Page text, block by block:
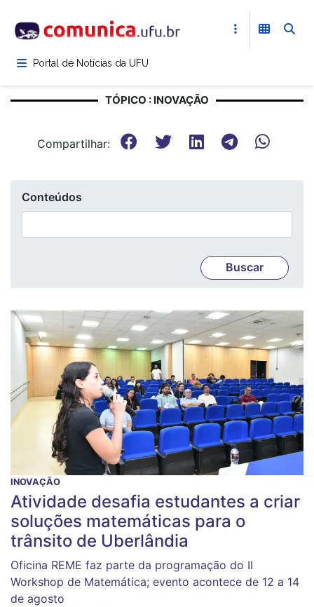
para
conteúdoPortal de Notícias da UFU
TÓPICO : INOVAÇÃO
Compartilhar:
Conteúdos
INOVAÇÃO
Atividade desafia estudantes a criar
soluções matemáticas para o
trânsito de Uberlândia
Oficina REME faz parte da programação do II
Workshop de Matemática; evento acontece de 12 a 14
de agosto